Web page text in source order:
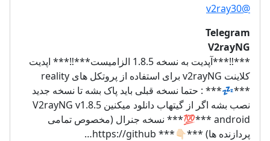
@v2ray30
Telegram
V2rayNG
***‼️***آپدیت به نسخه 1.8.5 الزامیست***‼️*** اپدیت
کلاینت v2rayNG برای استفاده از پروتکل های reality
***💤*** : حتما نسخه قبلی باید پاک بشه تا نسخه جدید
نصب بشه اگر از گیتهاب دانلود میکنین V2rayNG v1.8.5
android ***💯*** نسخه جنرال (مخصوص تمامی
پردازنده ها) ***👇🏻*** https://github…